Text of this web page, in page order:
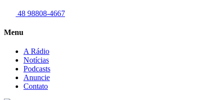
48 98808-4667
Menu
A Rádio
Notícias
Podcasts
Anuncie
Contato